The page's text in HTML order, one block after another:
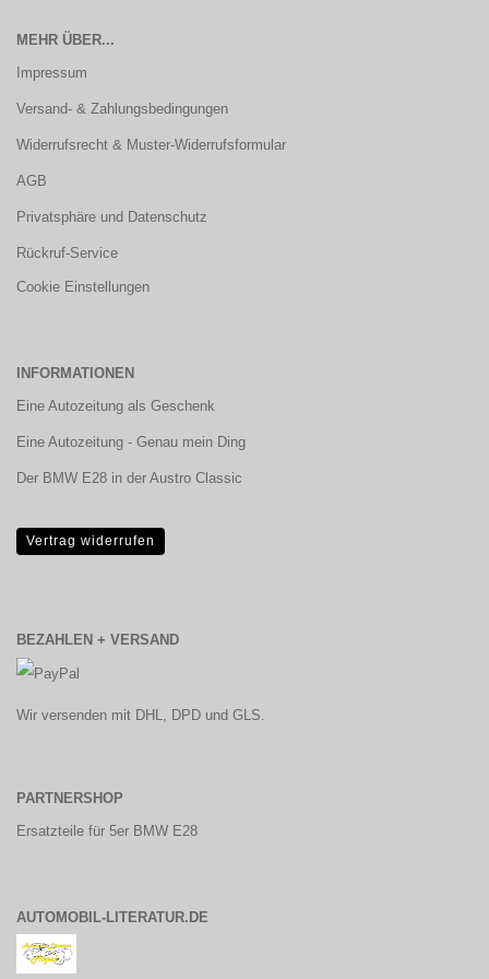
MEHR ÜBER...
Impressum
Versand- & Zahlungsbedingungen
Widerrufsrecht & Muster-Widerrufsformular
AGB
Privatsphäre und Datenschutz
Rückruf-Service
Cookie Einstellungen
INFORMATIONEN
Eine Autozeitung als Geschenk
Eine Autozeitung - Genau mein Ding
Der BMW E28 in der Austro Classic
Vertrag widerrufen
BEZAHLEN + VERSAND
Wir versenden mit DHL, DPD und GLS.
PARTNERSHOP
Ersatzteile für 5er BMW E28
AUTOMOBIL-LITERATUR.DE